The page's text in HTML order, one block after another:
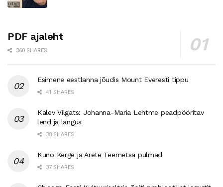
PDF ajaleht
360 SHARES
Esimene eestlanna jõudis Mount Everesti tippu
41 SHARES
Kalev Vilgats: Johanna-Maria Lehtme peadpööritav
lend ja langus
38 SHARES
Kuno Kerge ja Arete Teemetsa pulmad
37 SHARES